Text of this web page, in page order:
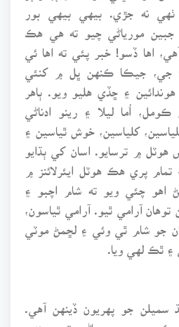
نه جڙي. بيهي بيهي بور
جبين مورياڻي چيو ته هي هڪ
اها ڏسو! خبر پئي ته اها ئي
جي، جيڪا ڪنهن ڀل ۾ کنئي
۽ ڇڏي هليو ويو. ٻاهر
اُما ليلا ۽ رينو ادناڻي
کلياسين، خوش ٿياسين ۽
هوٽل ۾ ترسايو. اسان کي ٻڌايو
تمام پري هڪ هوٽل ايئرلائنز ۾
اهو چئي ويو ته شام اچبو ۽
آرامي ٿيو. آرامي ٿياسون،
جو شام ٿي وئي ۽ لڇمڻ موٽي
۽ ٿڪ لهي ويا.
سميلن جو پهريون ڏينهن آهي.
ڪچهري جي پڄاڻي تي ويندي